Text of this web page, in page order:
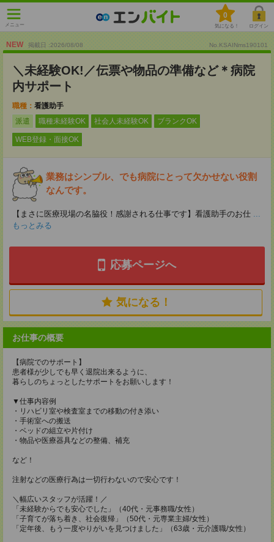
メニュー
0
気になる！ ログイン
NEW 掲載日 :2026/08/08 No.KSAINms190101
＼未経験OK!／伝票や物品の準備など＊病院
内サポート
職種： 看護助手
派遣
職種未経験OK 社会人未経験OK ブランクOK
WEB登録・面接OK
業務はシンプル、でも病院にとって欠かせない役割
なんです。
【まさに医療現場の名脇役！感謝される仕事です】看護助手のお仕 ...
もっとみる
応募ページへ
気になる！
お仕事の概要
【病院でのサポート】
患者様が少しでも早く退院出来るように、
暮らしのちょっとしたサポートをお願いします！
▼仕事内容例
・リハビリ室や検査室までの移動の付き添い
・手術室への搬送
・ベッドの組立や片付け
・物品や医療器具などの整備、補充
など！
注射などの医療行為は一切行わないので安心です！
＼幅広いスタッフが活躍！／
「未経験からでも安心でした」（40代・元事務職/女性）
「子育てが落ち着き、社会復帰」（50代・元専業主婦/女性）
「定年後、もう一度やりがいを見つけました」（63歳・元介護職/女性）